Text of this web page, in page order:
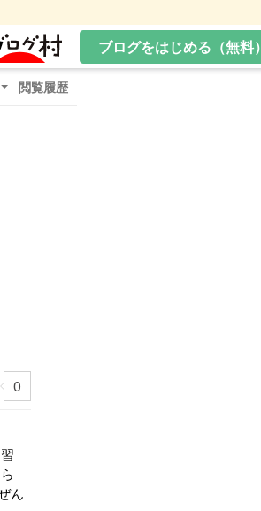
ブログをはじめる（無料）
閲覧履歴
0
ん